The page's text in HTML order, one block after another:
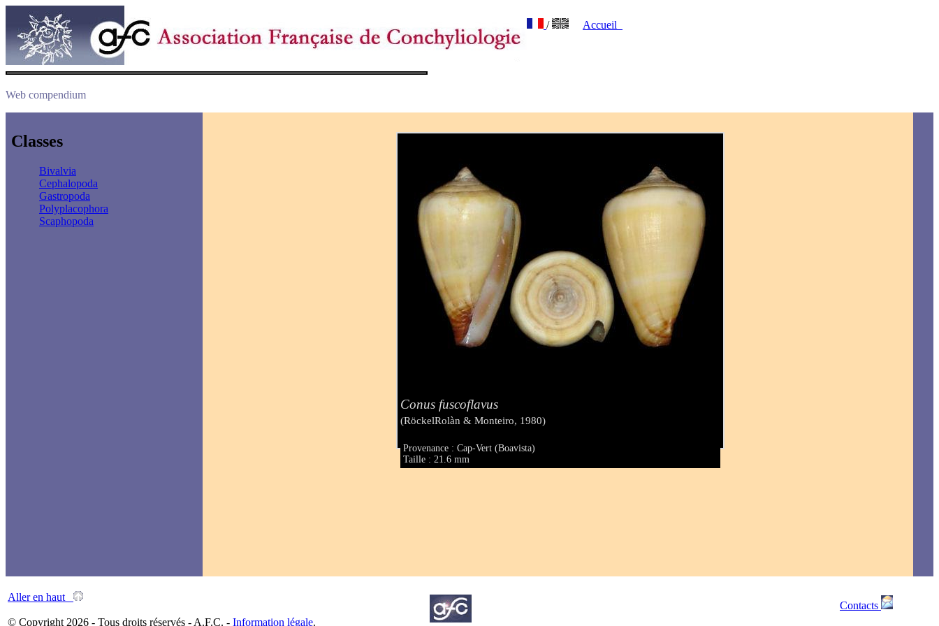
/ Accueil
Web compendium
Classes
Bivalvia
Cephalopoda
Gastropoda
Polyplacophora
Scaphopoda
Conus fuscoflavus
(RöckelRolàn & Monteiro, 1980)
Provenance : Cap-Vert (Boavista)
Taille : 21.6 mm
Aller en haut
© Copyright 2026 - Tous droits réservés - A.F.C. - Information légale.
Contacts